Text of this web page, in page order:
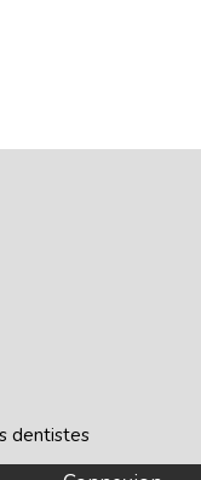
dentistes